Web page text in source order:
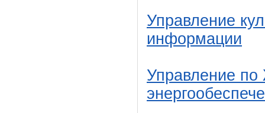
Управление
информации
Управление по